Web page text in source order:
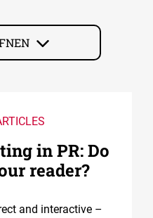
in PR: Do
reader?
and interactive –